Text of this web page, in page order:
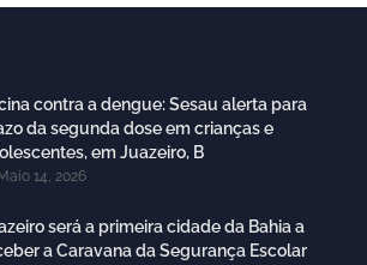
contra a dengue: Sesau alerta para
da segunda dose em crianças e
em Juazeiro, B
Maio 14, 2026
será a primeira cidade da Bahia a
a Caravana da Segurança Escolar